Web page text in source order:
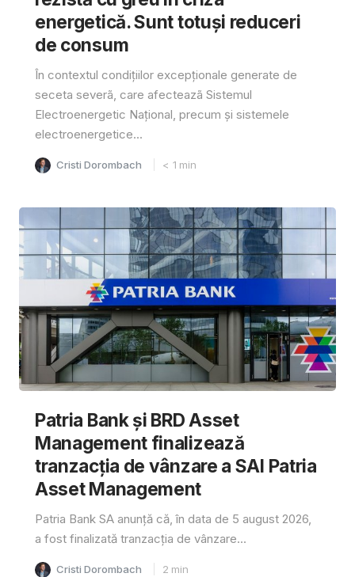
energetică. Sunt totuși reduceri
de consum
În contextul condițiilor excepționale generate de
seceta severã, care afecteazã Sistemul
Electroenergetic Național, precum și sistemele
electroenergetice...
Cristi Dorombach < 1 min
Patria Bank și BRD Asset
Management finalizează
tranzacția de vânzare a SAI Patria
Asset Management
Patria Bank SA anunță că, în data de 5 august 2026,
a fost finalizată tranzacția de vânzare...
Cristi Dorombach 2 min